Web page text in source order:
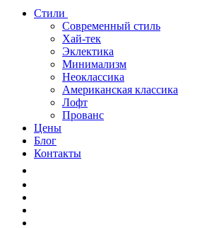
Стили
Современный стиль
Хай-тек
Эклектика
Минимализм
Неоклассика
Американская классика
Лофт
Прованс
Цены
Блог
Контакты